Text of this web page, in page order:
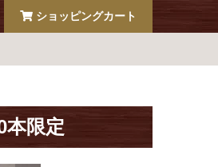
ショッピングカート
本限定